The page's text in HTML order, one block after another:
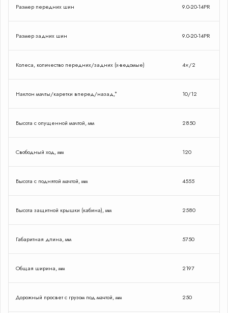
Размер передних шин 9.0-20-14PR
Размер задних шин 9.0-20-14PR
Колеса, количество передних/задних (х-ведомые) 4×/2
Наклон мачты/каретки вперед/назад,° 10/12
Высота с опущенной мачтой, мм 2850
Свободный ход, мм 120
Высота с поднятой мачтой, мм 4555
Высота защитной крышки (кабина), мм 2580
Габаритная длина, мм 5750
Общая ширина, мм 2197
Дорожный просвет с грузом под мачтой, мм 250